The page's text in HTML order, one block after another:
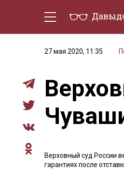
27 мая 2020, 11:35
Верховный суд России
гарантиях после